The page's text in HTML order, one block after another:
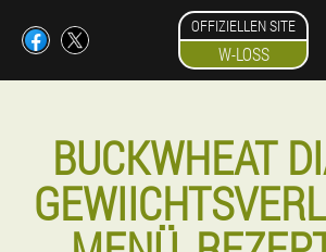
OFFIZIELLEN SITE
W-LOSS
BUCKWHEAT